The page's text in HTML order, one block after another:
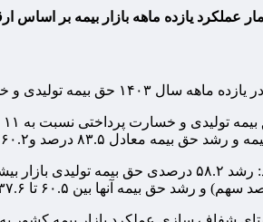
عملکرد یازده ‌ماهه بازار بیمه بر
حدود ۳۹۳.۶ و ۲۱۹.۸ همت (هزار میلیارد تومان) اعلام شده است.